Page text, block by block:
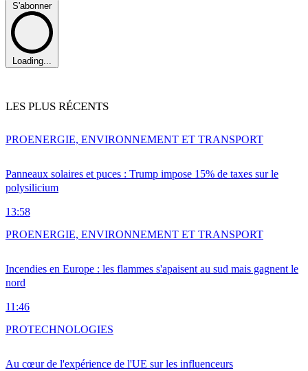
S'abonner
Loading...
LES PLUS RÉCENTS
Panneaux solaires et puces : Trump impose 15% de taxes sur le
polysilicium
13:58
PROENERGIE, ENVIRONNEMENT ET TRANSPORT
Incendies en Europe : les flammes s'apaisent au sud mais gagnent le
nord
11:46
PROENERGIE, ENVIRONNEMENT ET TRANSPORT
Au cœur de l'expérience de l'UE sur les influenceurs
PROTECHNOLOGIES